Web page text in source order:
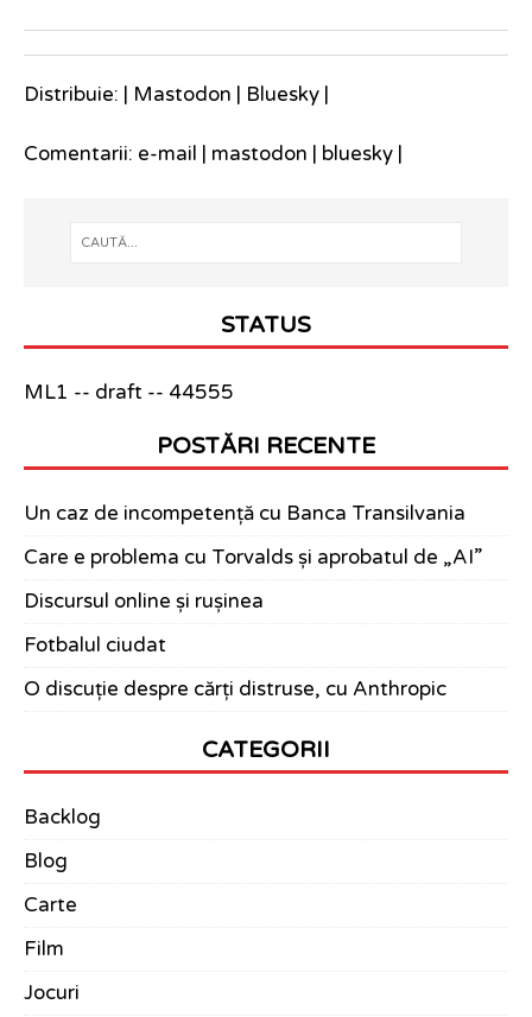
Distribuie: | Mastodon | Bluesky |
Comentarii: e-mail | mastodon | bluesky |
STATUS
ML1 -- draft -- 44555
POSTĂRI RECENTE
Un caz de incompetență cu Banca Transilvania
Care e problema cu Torvalds și aprobatul de „AI”
Discursul online și rușinea
Fotbalul ciudat
O discuție despre cărți distruse, cu Anthropic
CATEGORII
Backlog
Blog
Carte
Film
Jocuri